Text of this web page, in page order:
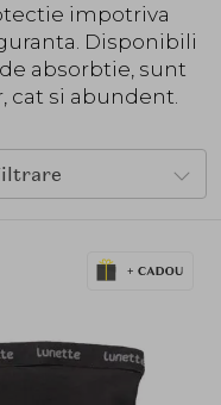
impotriva
Disponibili
absorbtie, sunt
cat si abundent.